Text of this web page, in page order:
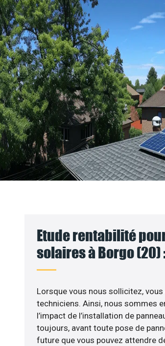
Etude rentabilité
solaires à Borgo
Lorsque vous nous sollicitez, vous
techniciens. Ainsi, nous sommes
l’impact de l’installation de
toujours, avant toute pose de
future que vous pouvez attendre